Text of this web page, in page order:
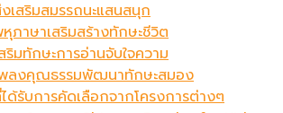
เสริมสมรรถนะแสนสนุก
ภาษาเสริมสร้างทักษะชีวิต
ริมทักษะการอ่านจับใจความ
ลงคุณธรรมพัฒนาทักษะสมอง
ด้รับการคัดเลือกจากโครงการต่างๆ